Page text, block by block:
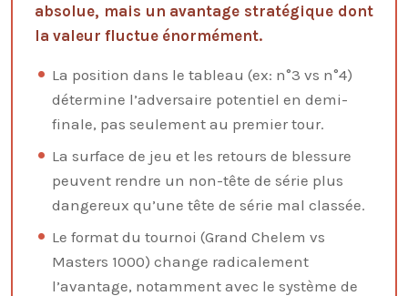
absolue, mais un avantage stratégique dont
la valeur fluctue énormément.
La position dans le tableau (ex: n°3 vs n°4)
détermine l’adversaire potentiel en demi-
finale, pas seulement au premier tour.
La surface de jeu et les retours de blessure
peuvent rendre un non-tête de série plus
dangereux qu’une tête de série mal classée.
Le format du tournoi (Grand Chelem vs
Masters 1000) change radicalement
l’avantage, notamment avec le système de